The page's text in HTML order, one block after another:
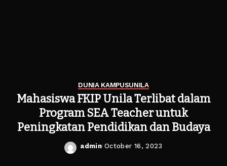
DUNIA KAMPUSUNILA
Mahasiswa FKIP Unila Terlibat dalam
Program SEA Teacher untuk
Peningkatan Pendidikan dan Budaya
Posted
admin October 16, 2023